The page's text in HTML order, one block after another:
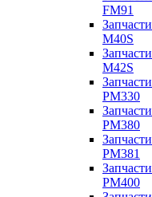
FM91
M40S
M42S
PM330
PM380
PM381
PM400